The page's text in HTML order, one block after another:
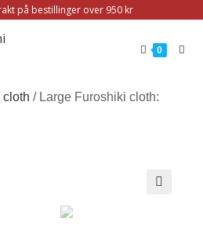
på bestillinger over 950 kr
0
cloth / Large Furoshiki cloth: